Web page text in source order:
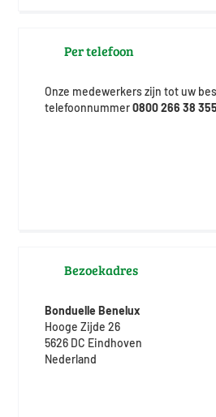
Per telefoon
Onze medewerkers zijn tot uw
telefoonnummer0800 266 38 355
Bezoekadres
Bonduelle Benelux
Hooge Zijde 26
5626 DC Eindhoven
Nederland